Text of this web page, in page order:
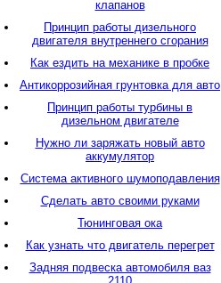
клапанов
Принцип работы дизельного
двигателя внутреннего сгорания
Как ездить на механике в пробке
Антикоррозийная грунтовка для авто
Принцип работы турбины в
дизельном двигателе
Нужно ли заряжать новый авто
аккумулятор
Система активного шумоподавления
Сделать авто своими руками
Тюнинговая ока
Как узнать что двигатель перегрет
Задняя подвеска автомобиля ваз